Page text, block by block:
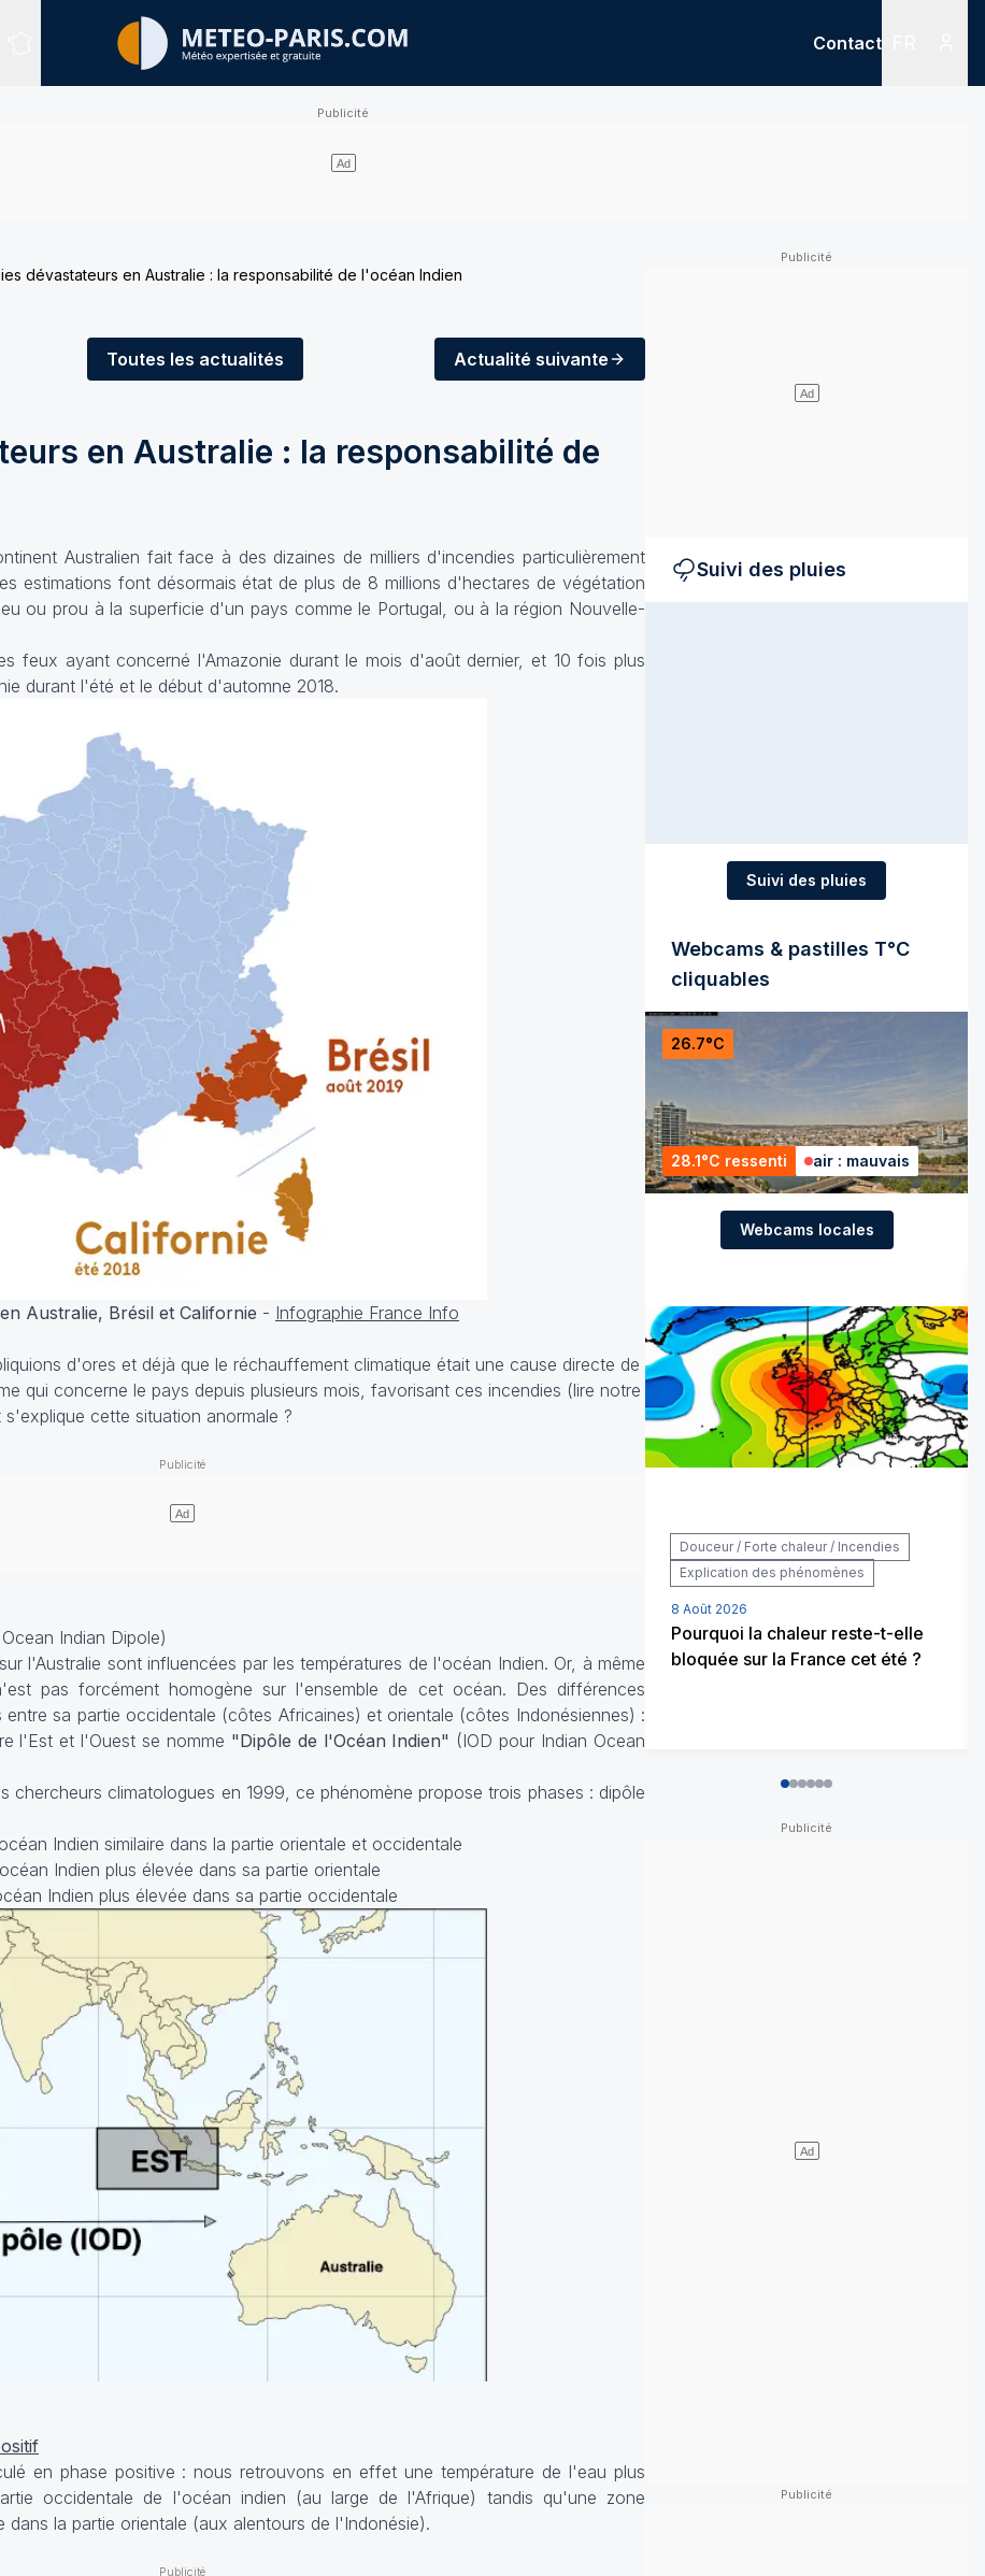
Sites expertisés
Contact
dévastateurs en Australie : la responsabilité de l'océan Indien
Toutes les actualités Actualité suivante
en Australie : la responsabilité de
Australien fait face à des dizaines de milliers d'incendies particulièrement
estimations font désormais état de plus de 8 millions d'hectares de végétation
ou prou à la superficie d'un pays comme le Portugal, ou à la région Nouvelle-
feux ayant concerné l'Amazonie durant le mois d'août dernier, et 10 fois plus
durant l'été et le début d'automne 2018.
Australie, Brésil et Californie - Infographie France Info
d'ores et déjà que le réchauffement climatique était une cause directe de
qui concerne le pays depuis plusieurs mois, favorisant ces incendies (lire notre
cette situation anormale ?
Indian Dipole)
l'Australie sont influencées par les températures de l'océan Indien. Or, à même
pas forcément homogène sur l'ensemble de cet océan. Des différences
sa partie occidentale (côtes Africaines) et orientale (côtes Indonésiennes) :
l'Est et l'Ouest se nomme "Dipôle de l'Océan Indien" (IOD pour Indian Ocean
chercheurs climatologues en 1999, ce phénomène propose trois phases : dipôle
Indien similaire dans la partie orientale et occidentale
Indien plus élevée dans sa partie orientale
Indien plus élevée dans sa partie occidentale
en phase positive : nous retrouvons en effet une température de l'eau plus
occidentale de l'océan indien (au large de l'Afrique) tandis qu'une zone
la partie orientale (aux alentours de l'Indonésie).
Suivi des pluies
Suivi des pluies
Webcams & pastilles T°C
cliquables
26.7°C
28.1°C ressenti air : mauvais
Webcams locales
Douceur / Forte chaleur / Incendies
Explication des phénomènes
8 Août 2026
Pourquoi la chaleur reste-t-elle
bloquée sur la France cet été ?
012345